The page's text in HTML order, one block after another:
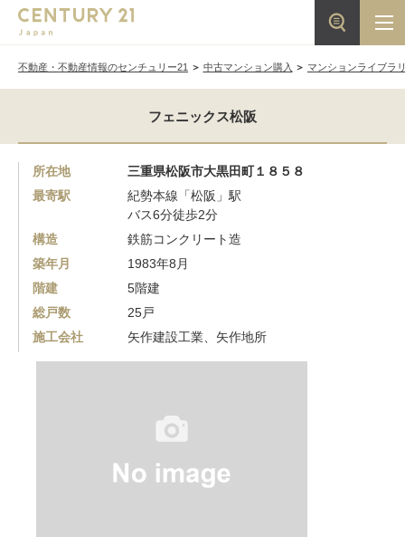
不動産・不動産情報のセンチュリー21 中古マンション購入 マンションライブラ
フェニックス松阪
所在地
三重県松阪市大黒田町１８５８
最寄駅
紀勢本線「松阪」駅
バス6分徒歩2分
構造
鉄筋コンクリート造
築年月
1983年8月
階建
5階建
総戸数
25戸
施工会社
矢作建設工業、矢作地所